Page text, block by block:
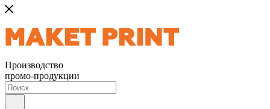
Производство
промо-продукции